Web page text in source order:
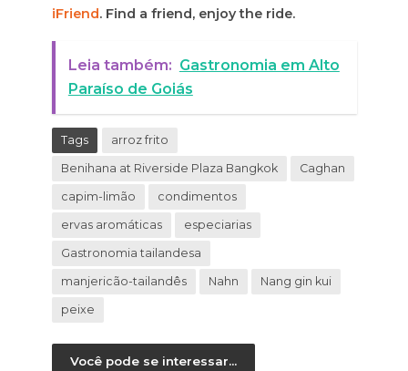
iFriend. Find a friend, enjoy the ride.
Leia também: Gastronomia em Alto
Paraíso de Goiás
Tags arroz frito
Benihana at Riverside Plaza Bangkok Caghan
capim-limão condimentos
ervas aromáticas especiarias
Gastronomia tailandesa
manjericão-tailandês Nahn Nang gin kui
peixe
Você pode se interessar...